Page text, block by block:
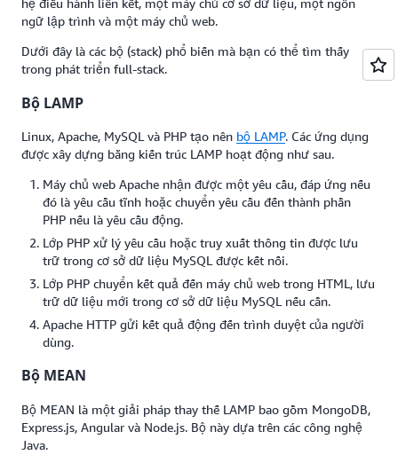
hệ điều hành liên kết, một máy chủ cơ sở dữ liệu, một ngôn
ngữ lập trình và một máy chủ web.
Dưới đây là các bộ (stack) phổ biến mà bạn có thể tìm thấy
trong phát triển full-stack.
Bộ LAMP
Linux, Apache, MySQL và PHP tạo nên bộ LAMP. Các ứng dụng
được xây dựng bằng kiến trúc LAMP hoạt động như sau.
Máy chủ web Apache nhận được một yêu cầu, đáp ứng nếu
đó là yêu cầu tĩnh hoặc chuyển yêu cầu đến thành phần
PHP nếu là yêu cầu động.
Lớp PHP xử lý yêu cầu hoặc truy xuất thông tin được lưu
trữ trong cơ sở dữ liệu MySQL được kết nối.
Lớp PHP chuyển kết quả đến máy chủ web trong HTML, lưu
trữ dữ liệu mới trong cơ sở dữ liệu MySQL nếu cần.
Apache HTTP gửi kết quả động đến trình duyệt của người
dùng.
Bộ MEAN
Bộ MEAN là một giải pháp thay thế LAMP bao gồm MongoDB,
Express.js, Angular và Node.js. Bộ này dựa trên các công nghệ
Java.